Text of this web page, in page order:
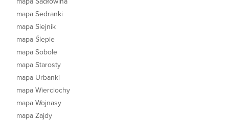
mapa Sedranki
mapa Siejnik
mapa Ślepie
mapa Sobole
mapa Starosty
mapa Urbanki
mapa Wierciochy
mapa Wojnasy
mapa Zajdy